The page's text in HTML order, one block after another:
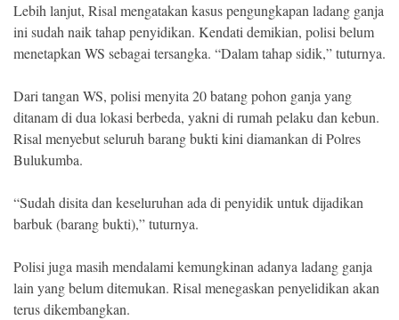
Lebih lanjut, Risal mengatakan kasus pengungkapan ladang ganja
ini sudah naik tahap penyidikan. Kendati demikian, polisi belum
menetapkan WS sebagai tersangka. “Dalam tahap sidik,” tuturnya.
Dari tangan WS, polisi menyita 20 batang pohon ganja yang
ditanam di dua lokasi berbeda, yakni di rumah pelaku dan kebun.
Risal menyebut seluruh barang bukti kini diamankan di Polres
Bulukumba.
“Sudah disita dan keseluruhan ada di penyidik untuk dijadikan
barbuk (barang bukti),” tuturnya.
Polisi juga masih mendalami kemungkinan adanya ladang ganja
lain yang belum ditemukan. Risal menegaskan penyelidikan akan
terus dikembangkan.